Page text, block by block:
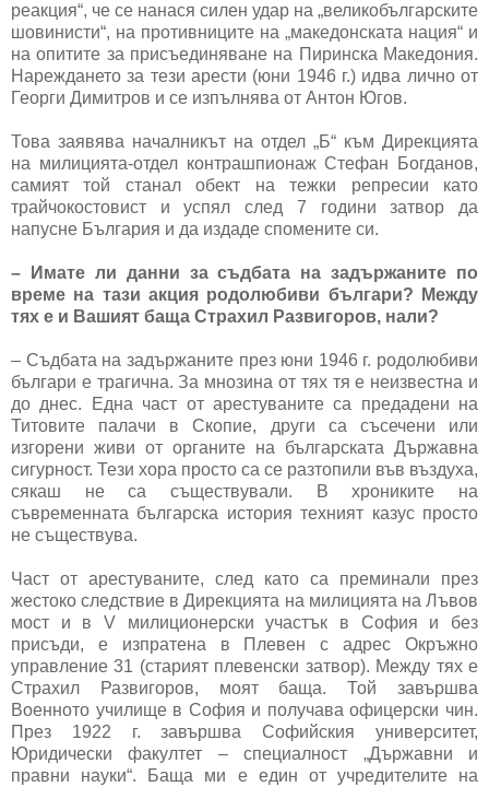
реакция“, че се нанася силен удар на „великобългарските
шовинисти“, на противниците на „македонската нация“ и
на опитите за присъединяване на Пиринска Македония.
Нареждането за тези арести (юни 1946 г.) идва лично от
Георги Димитров и се изпълнява от Антон Югов.
Това заявява началникът на отдел „Б“ към Дирекцията
на милицията-отдел контрашпионаж Стефан Богданов,
самият той станал обект на тежки репресии като
трайчокостовист и успял след 7 години затвор да
напусне България и да издаде спомените си.
– Имате ли данни за съдбата на задържаните по
време на тази акция родолюбиви българи? Между
тях е и Вашият баща Страхил Развигоров, нали?
– Съдбата на задържаните през юни 1946 г. родолюбиви
българи е трагична. За мнозина от тях тя е неизвестна и
до днес. Една част от арестуваните са предадени на
Титовите палачи в Скопие, други са съсечени или
изгорени живи от органите на българската Държавна
сигурност. Тези хора просто са се разтопили във въздуха,
сякаш не са съществували. В хрониките на
съвременната българска история техният казус просто
не съществува.
Част от арестуваните, след като са преминали през
жестоко следствие в Дирекцията на милицията на Лъвов
мост и в V милиционерски участък в София и без
присъди, е изпратена в Плевен с адрес Окръжно
управление 31 (старият плевенски затвор). Между тях е
Страхил Развигоров, моят баща. Той завършва
Военното училище в София и получава офицерски чин.
През 1922 г. завършва Софийския университет,
Юридически факултет – специалност „Държавни и
правни науки“. Баща ми е един от учредителите на